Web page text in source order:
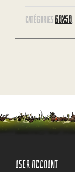
CATÉGORIES60X50,
USER ACCOUNT